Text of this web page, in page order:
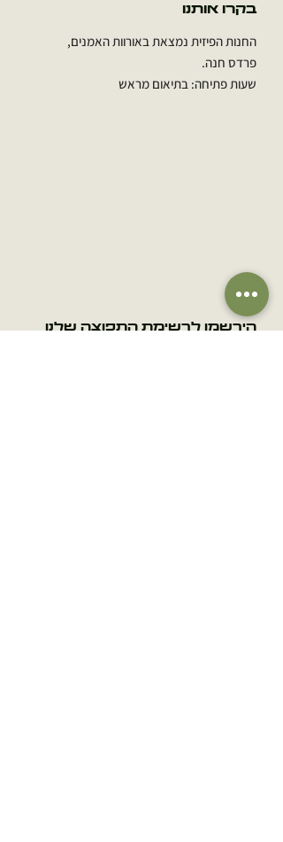
בקרו אותנו
החנות הפיזית נמצאת באורוות האמנים,
פרדס חנה.
שעות פתיחה: בתיאום מראש
הירשמו לרשימת התפוצה שלנו